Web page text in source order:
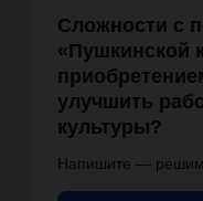
Сложности с
«Пушкинской
улучшить
культуры?
Напишите —